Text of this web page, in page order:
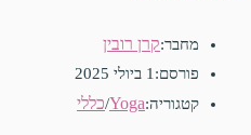
מחבר:קרן רובין
פורסם: 1 ביולי 2025
קטגוריה:Yoga
/כללי